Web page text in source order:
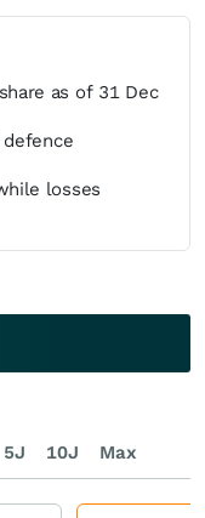
as of 31 Dec
losses
5J 10J Max